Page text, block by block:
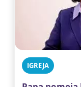
IGREJA